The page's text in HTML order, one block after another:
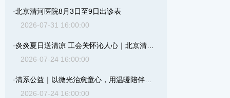
·北京清河医院8月3日至9日出诊表
2026-07-31 16:00:00
·炎炎夏日送清凉 工会关怀沁人心｜北京清河医院工会开展职工慰问活动
2026-07-24 16:00:00
·清系公益｜以微光治愈童心，用温暖陪伴岁月
2026-07-24 16:00:00